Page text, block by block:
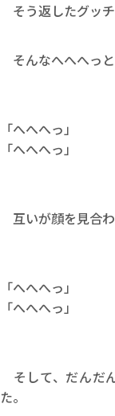
そう返したグッ
そんなへへへっ
「へへへっ」
「へへへっ」
互いが顔を見合
「へへへっ」
「へへへっ」
そして、だんだ
た。